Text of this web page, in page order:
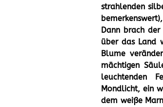
strahlenden
Dann brach
über das Land
Blume
mächtigen
leuchtenden
Mondlicht, ein
dem weiße